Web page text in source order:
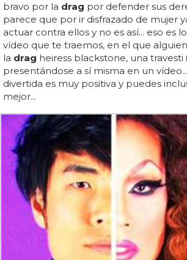
bravo por la drag por defender sus
parece que por ir disfrazado de mujer
actuar contra ellos y no es así... eso es
vídeo que te traemos, en el que
la drag heiress blackstone, una travesti
presentándose a sí misma en un
divertida es muy positiva y puedes
mejor...